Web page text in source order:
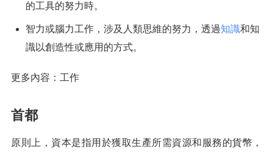
的工具的努力時。
智力或腦力工作，涉及人類思維的努力，透過知識和知
識以創造性或應用的方式。
更多內容：工作
首都
原則上，資本是指用於獲取生產所需資源和服務的貨幣，